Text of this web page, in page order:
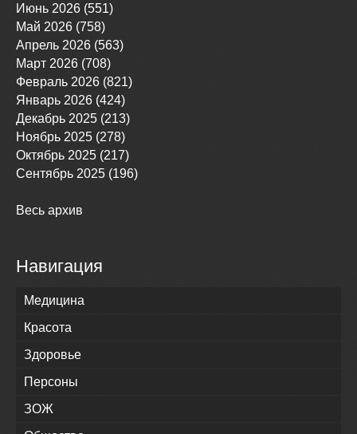
Июнь 2026 (551)
Май 2026 (758)
Апрель 2026 (563)
Март 2026 (708)
Февраль 2026 (821)
Январь 2026 (424)
Декабрь 2025 (213)
Ноябрь 2025 (278)
Октябрь 2025 (217)
Сентябрь 2025 (196)
Весь архив
Навигация
Медицина
Красота
Здоровье
Персоны
ЗОЖ